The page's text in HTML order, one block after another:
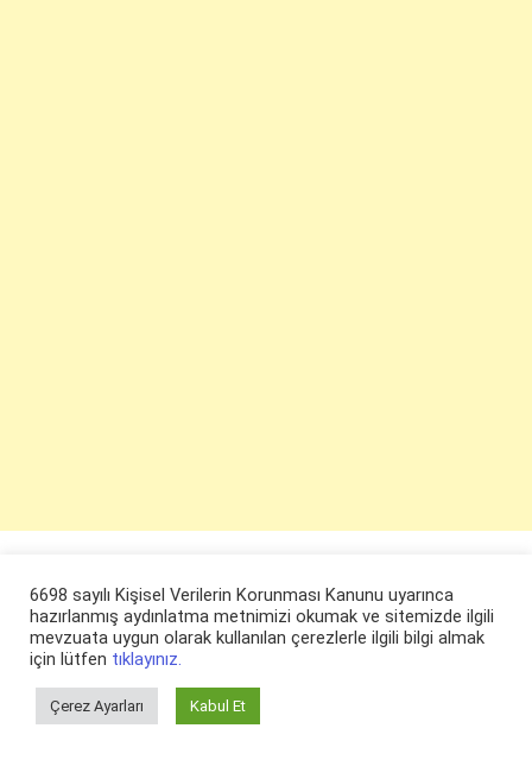
© ruyaevi.com 2022
6698 sayılı Kişisel Verilerin Korunması Kanunu uyarınca
hazırlanmış aydınlatma metnimizi okumak ve sitemizde ilgili
mevzuata uygun olarak kullanılan çerezlerle ilgili bilgi almak
için lütfen tıklayınız.
Çerez Ayarları Kabul Et